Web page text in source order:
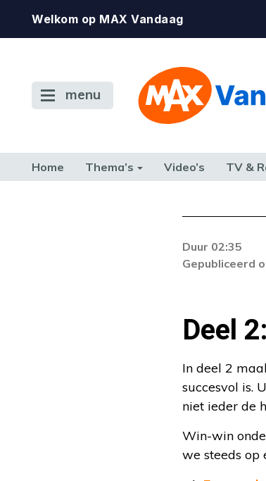
Welkom op MAX Vandaag
menu
Home Thema’s Video’s TV &
Duur 02:35
Gepubliceerd
Deel
In deel 2
succesvol is.
niet ieder de
Win-win
we steeds op